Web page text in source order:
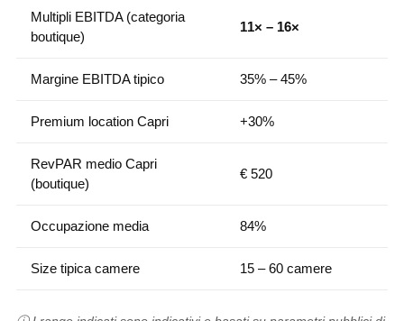
Multipli EBITDA (categoria
boutique)
11× – 16×
Margine EBITDA tipico 35% – 45%
Premium location Capri +30%
RevPAR medio Capri
(boutique)
€ 520
Occupazione media 84%
Size tipica camere 15 – 60 camere